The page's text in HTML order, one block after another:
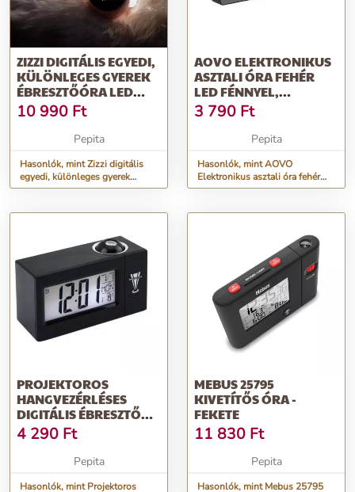
ZIZZI DIGITÁLIS EGYEDI,
KÜLÖNLEGES GYEREK
ÉBRESZTŐÓRA LED
ÉJSZAKA...
10 990 Ft
Pepita
Hasonlók, mint Zizzi digitális
egyedi, különleges gyerek
ébresztőóra LED éjszaka...
AOVO ELEKTRONIKUS
ASZTALI ÓRA FEHÉR
LED FÉNNYEL,
HŐMÉRSÉKLET, RIA...
3 790 Ft
Pepita
Hasonlók, mint AOVO
Elektronikus asztali óra fehér
LED fénnyel, hőmérséklet, ria...
PROJEKTOROS
HANGVEZÉRLÉSES
DIGITÁLIS ÉBRESZTŐ
ÓRA NAPTÁR
HŐMÉRSÉK...
4 290 Ft
Pepita
Hasonlók, mint Projektoros
MEBUS 25795
KIVETÍTŐS ÓRA -
FEKETE
11 830 Ft
Pepita
Hasonlók, mint Mebus 25795